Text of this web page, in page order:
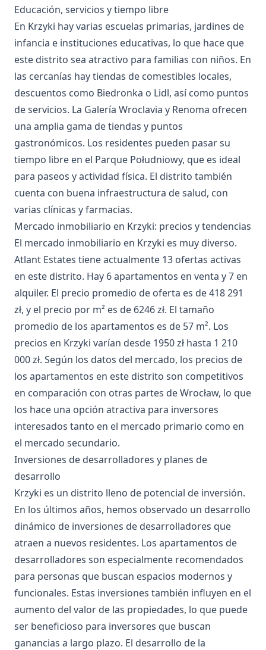
Educación, servicios y tiempo libre
En Krzyki hay varias escuelas primarias, jardines de
infancia e instituciones educativas, lo que hace que
este distrito sea atractivo para familias con niños. En
las cercanías hay tiendas de comestibles locales,
descuentos como Biedronka o Lidl, así como puntos
de servicios. La Galería Wroclavia y Renoma ofrecen
una amplia gama de tiendas y puntos
gastronómicos. Los residentes pueden pasar su
tiempo libre en el Parque Południowy, que es ideal
para paseos y actividad física. El distrito también
cuenta con buena infraestructura de salud, con
varias clínicas y farmacias.
Mercado inmobiliario en Krzyki: precios y tendencias
El mercado inmobiliario en Krzyki es muy diverso.
Atlant Estates tiene actualmente 13 ofertas activas
en este distrito. Hay 6 apartamentos en venta y 7 en
alquiler. El precio promedio de oferta es de 418 291
zł, y el precio por m² es de 6246 zł. El tamaño
promedio de los apartamentos es de 57 m². Los
precios en Krzyki varían desde 1950 zł hasta 1 210
000 zł. Según los datos del mercado, los precios de
los apartamentos en este distrito son competitivos
en comparación con otras partes de Wrocław, lo que
los hace una opción atractiva para inversores
interesados tanto en el mercado primario como en
el mercado secundario.
Inversiones de desarrolladores y planes de
desarrollo
Krzyki es un distrito lleno de potencial de inversión.
En los últimos años, hemos observado un desarrollo
dinámico de inversiones de desarrolladores que
atraen a nuevos residentes. Los apartamentos de
desarrolladores son especialmente recomendados
para personas que buscan espacios modernos y
funcionales. Estas inversiones también influyen en el
aumento del valor de las propiedades, lo que puede
ser beneficioso para inversores que buscan
ganancias a largo plazo. El desarrollo de la